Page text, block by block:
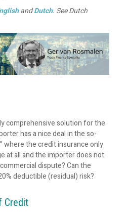
andDutch. See Dutch
comprehensive solution for the
has a nice deal in the so-
where the credit insurance only
at all and the importer does not
dispute? Can the
deductible (residual) risk?
Credit